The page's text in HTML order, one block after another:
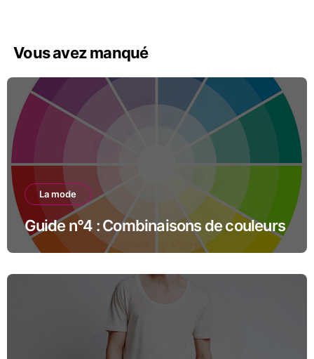
Vous avez manqué
La mode
Guide n°4 : Combinaisons de couleurs